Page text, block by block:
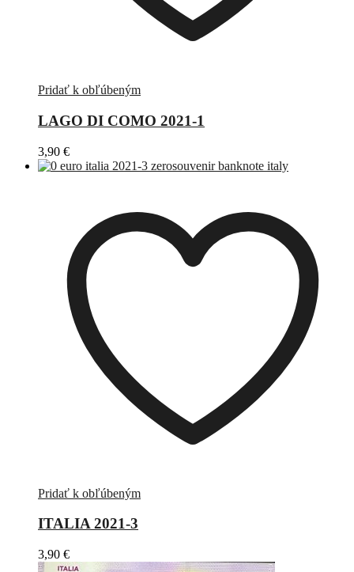
Pridať k obľúbeným
LAGO DI COMO 2021-1
3,90 €
Pridať k obľúbeným
ITALIA 2021-3
3,90 €